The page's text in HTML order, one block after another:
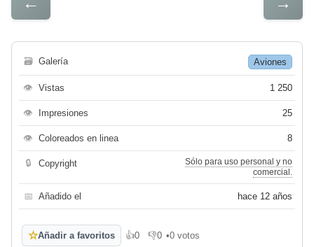
🗃 Galería Aviones
👁 Vistas 1 250
👁 Impresiones 25
👁 Coloreados en linea 8
🔒 Copyright
Sólo para uso personal y no
comercial.
📅 Añadido el hace 12 años
☆Añadir a favoritos 👍0
Me gusta
👎0
No me gusta
•0 votos